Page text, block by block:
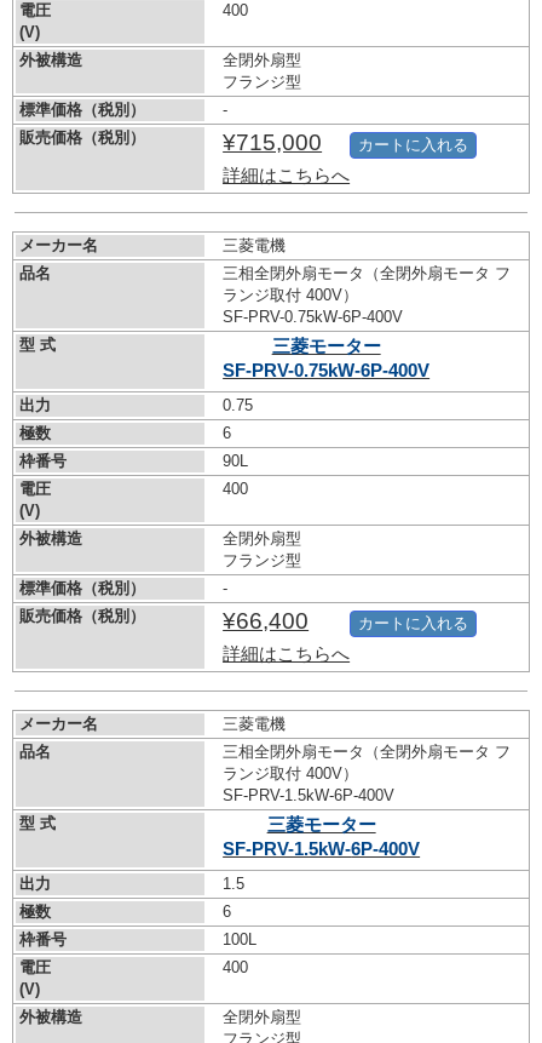
電圧
(V)
400
外被構造
全閉外扇型
フランジ型
標準価格（税別）
-
販売価格（税別）
¥715,000
詳細はこちらへ
カートに入れる
メーカー名
三菱電機
品名
三相全閉外扇モータ（全閉外扇モータ フ
ランジ取付 400V）
SF-PRV-0.75kW-6P-400V
型 式
三菱モーター
SF-PRV-0.75kW-6P-400V
出力
0.75
極数
6
枠番号
90L
電圧
(V)
400
外被構造
全閉外扇型
フランジ型
標準価格（税別）
-
販売価格（税別）
¥66,400
詳細はこちらへ
カートに入れる
メーカー名
三菱電機
品名
三相全閉外扇モータ（全閉外扇モータ フ
ランジ取付 400V）
SF-PRV-1.5kW-6P-400V
型 式
三菱モーター
SF-PRV-1.5kW-6P-400V
出力
1.5
極数
6
枠番号
100L
電圧
(V)
400
外被構造
全閉外扇型
フランジ型